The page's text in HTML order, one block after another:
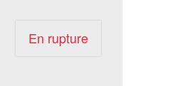
En rupture